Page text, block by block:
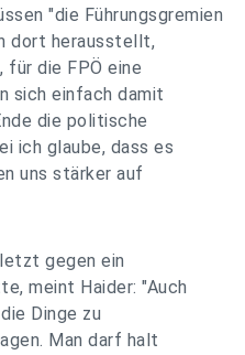
"die Führungsgremien
dort herausstellt,
die FPÖ eine
sich einfach damit
die politische
ich glaube, dass es
uns stärker auf
gegen ein
meint Haider: "Auch
Dinge zu
Man darf halt